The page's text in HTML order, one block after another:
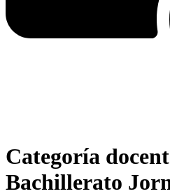
Categoría
Bachillerato